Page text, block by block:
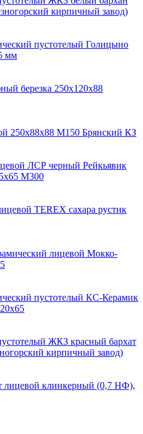
кирпичный завод)
пустотелый Голицыно
мм
березка 250х120х88
250х88х88 М150 Брянский КЗ
ЛСР черный Рейкьявик
М300
TEREX сахара рустик
лицевой Мокко-
пустотелый КС-Керамик
ЖКЗ красный бархат
кирпичный завод)
лицевой клинкерный (0,7 НФ),